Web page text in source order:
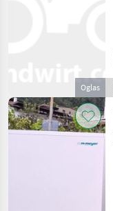
Oglas